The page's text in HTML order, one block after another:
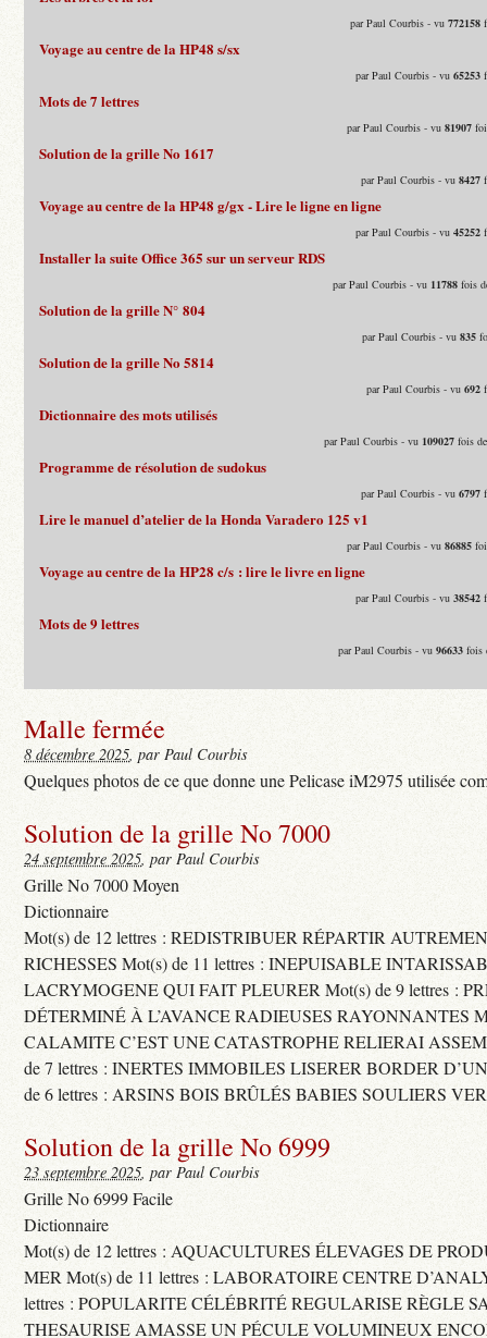
par Paul Courbis - vu772158
Voyage au centre de la HP48 s/sx
par Paul Courbis - vu65253
Mots de 7 lettres
par Paul Courbis - vu81907
Solution de la grille No 1617
par Paul Courbis - vu8427
Voyage au centre de la HP48 g/gx - Lire le ligne en ligne
par Paul Courbis - vu45252
Installer la suite Office 365 sur un serveur RDS
par Paul Courbis - vu 11788 fois
Solution de la grille N° 804
par Paul Courbis - vu835
Solution de la grille No 5814
par Paul Courbis - vu692
Dictionnaire des mots utilisés
par Paul Courbis - vu 109027 fois
Programme de résolution de sudokus
par Paul Courbis - vu6797
Lire le manuel d’atelier de la Honda Varadero 125 v1
par Paul Courbis - vu86885
Voyage au centre de la HP28 c/s : lire le livre en ligne
par Paul Courbis - vu38542
Mots de 9 lettres
par Paul Courbis - vu96633 fois
Malle fermée
8 décembre 2025, par Paul Courbis
Quelques photos de ce que donne une Pelicase iM2975 utilisée
Solution de la grille No 7000
24 septembre 2025, par Paul Courbis
Grille No 7000 Moyen
Dictionnaire
Mot(s) de 12 lettres : REDISTRIBUER RÉPARTIR
RICHESSES Mot(s) de 11 lettres : INEPUISABLE
LACRYMOGENE QUI FAIT PLEURER Mot(s) de 9 lettres :
DÉTERMINÉ À L’AVANCE RADIEUSES RAYONNANTES
CALAMITE C’EST UNE CATASTROPHE RELIERAI
de 7 lettres : INERTES IMMOBILES LISERER BORDER
de 6 lettres : ARSINS BOIS BRÛLÉS BABIES SOULIERS
Solution de la grille No 6999
23 septembre 2025, par Paul Courbis
Grille No 6999 Facile
Dictionnaire
Mot(s) de 12 lettres : AQUACULTURES ÉLEVAGES DE
MER Mot(s) de 11 lettres : LABORATOIRE CENTRE
lettres : POPULARITE CÉLÉBRITÉ REGULARISE RÈGLE
THESAURISE AMASSE UN PÉCULE VOLUMINEUX